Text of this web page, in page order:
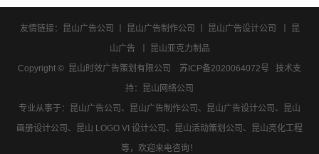
友情链接： 昆山广告公司 昆山广告制作公司 昆山广告设计公司
昆
山广告
昆山亚克力制品
Copyright © 昆山时效广告策划有限公司 苏ICP备2020064072号
技术支
持：
昆山网络公司
专业从事于：昆山广告公司、昆山广告制作公司、昆山广告设计公司、昆山
画册设计公司、昆山 LOGO VI 设计公司、昆山活动策划公司、昆山亮化工程
等，欢迎来电咨询！